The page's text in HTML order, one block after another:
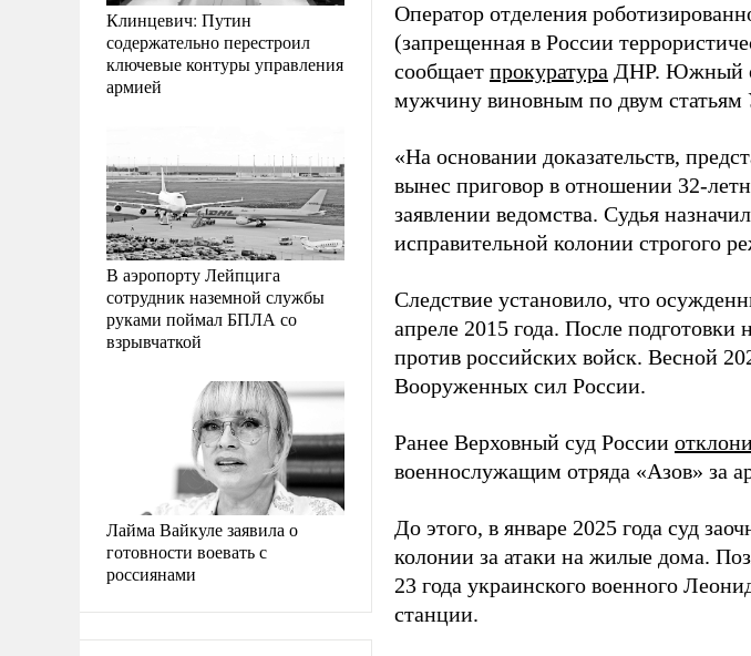
Клинцевич: Путин
содержательно перестроил
ключевые контуры управления
армией
В аэропорту Лейпцига
сотрудник наземной службы
руками поймал БПЛА со
взрывчаткой
Лайма Вайкуле заявила о
готовности воевать с
россиянами
Оператор отделения
(запрещенная в России
сообщает прокуратура ДНР. Южный
мужчину виновным по двум статьям
«На основании доказательств,
вынес приговор в отношении 32-
заявлении ведомства. Судья
исправительной колонии строгого
Следствие установило, что
апреле 2015 года. После подготовки
против российских войск. Весной
Вооруженных сил России.
Ранее Верховный суд России
военнослужащим отряда «Азов» за
До этого, в январе 2025 года суд
колонии за атаки на жилые дома.
23 года украинского военного
станции.